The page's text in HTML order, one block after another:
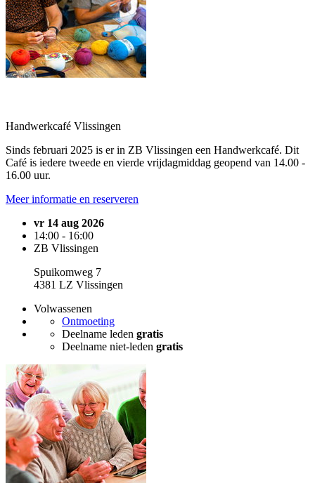
Handwerkcafé Vlissingen
Sinds februari 2025 is er in ZB Vlissingen een Handwerkcafé. Dit
Café is iedere tweede en vierde vrijdagmiddag geopend van 14.00 -
16.00 uur.
Meer informatie en reserveren
vr 14 aug 2026
14:00 - 16:00
ZB Vlissingen
Spuikomweg 7
4381 LZ Vlissingen
Volwassenen
Ontmoeting
Deelname leden gratis
Deelname niet-leden gratis